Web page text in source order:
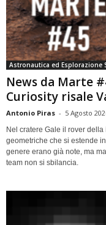
Astronautica ed Esplorazione
News da Marte
Curiosity risale
Antonio Piras - 5 Agosto
Nel cratere Gale il rover
geometriche che si estende
genere erano già note, ma
team non si sbilancia.